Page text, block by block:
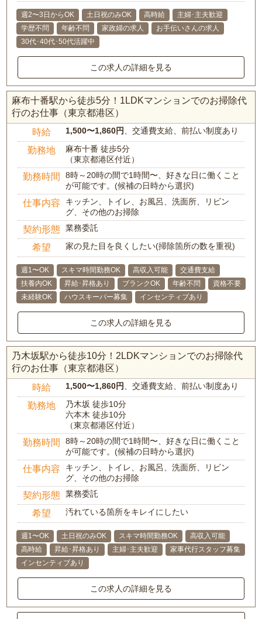
週2〜3日からOK 土日祝のみOK 高時給
主婦･主夫歓迎
学歴不問
年齢不問 家政婦の求人
お手伝いさんの求人
30代･40代･50代活躍中
この求人の詳細を見る
麻布十番駅から徒歩5分！1LDKマンションでのお掃除代
行のお仕事（東京都港区）
時給 1,500〜1,860円 、交通費支給、前払い制度あり
勤務地
麻布十番 徒歩5分
（東京都港区付近）
勤務時間
8時～20時の間で1時間〜、好きな日に働くこと
が可能です。(候補の日時から選択)
仕事内容
キッチン、トイレ、お風呂、洗面所、リビン
グ、その他のお掃除
契約形態 業務委託
希望 家の見た目を良くしたい(掃除箇所の数を重視)
週1〜OK スキマ時間勤務OK 高収入可能
交通費支給
扶養内OK
昇給･昇格あり ブランクOK 年齢不問
資格不要
未経験OK
ハウスキーパー募集 インセンティブあり
この求人の詳細を見る
乃木坂駅から徒歩10分！2LDKマンションでのお掃除代
行のお仕事（東京都港区）
時給 1,500〜1,860円 、交通費支給、前払い制度あり
勤務地
乃木坂 徒歩10分
六本木 徒歩10分
（東京都港区付近）
勤務時間
8時～20時の間で1時間〜、好きな日に働くこと
が可能です。(候補の日時から選択)
仕事内容
キッチン、トイレ、お風呂、洗面所、リビン
グ、その他のお掃除
契約形態 業務委託
希望 汚れている箇所をキレイにしたい
週1〜OK 土日祝のみOK スキマ時間勤務OK
高収入可能
高時給
昇給･昇格あり 主婦･主夫歓迎
家事代行スタッフ募集
インセンティブあり
この求人の詳細を見る